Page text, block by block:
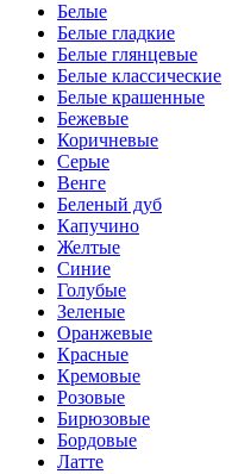
Белые
Белые гладкие
Белые глянцевые
Белые классические
Белые крашенные
Бежевые
Коричневые
Серые
Венге
Беленый дуб
Капучино
Желтые
Синие
Голубые
Зеленые
Оранжевые
Красные
Кремовые
Розовые
Бирюзовые
Бордовые
Латте